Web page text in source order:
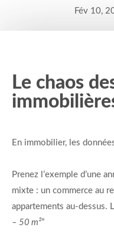
Fév 10,
Le chaos
En immobilier, les
Prenez l’exemple d’une
mixte : un commerce au
appartements au-dessus.
– 50 m²”